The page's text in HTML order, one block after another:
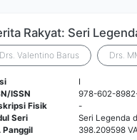
Rakyat: Seri
Drs. Valentino Barus Drs.
I
ISSN
978-602-
Fisik
-
Seri
Seri Legenda
Panggil
398.209598